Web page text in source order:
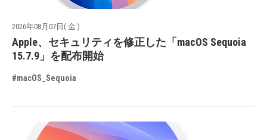
2026年08月07日( 金 )
Apple、セキュリティを修正した「macOS Sequoia
15.7.9」を配布開始
#macOS_Sequoia